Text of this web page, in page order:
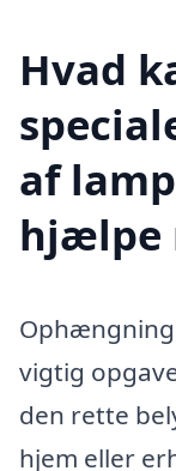
Hvad
af
hjælpe
vigtig
den rette
hjem eller